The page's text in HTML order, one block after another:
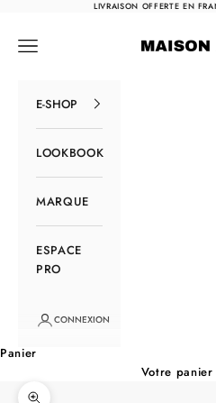
Passer au contenuLIVRAISON OFFERTE EN
Maison Anje
Menu
E-SHOP
LOOKBOOK
MARQUE
ESPACE
PRO
CONNEXION
Panier
Votre